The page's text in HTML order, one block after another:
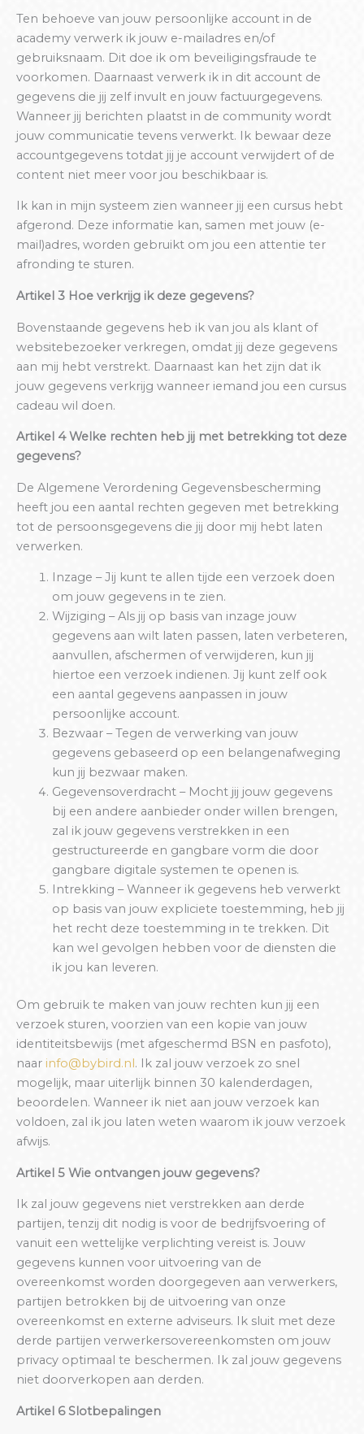
Ten behoeve van jouw persoonlijke account in de
academy verwerk ik jouw e-mailadres en/of
gebruiksnaam. Dit doe ik om beveiligingsfraude te
voorkomen. Daarnaast verwerk ik in dit account de
gegevens die jij zelf invult en jouw factuurgegevens.
Wanneer jij berichten plaatst in de community wordt
jouw communicatie tevens verwerkt. Ik bewaar deze
accountgegevens totdat jij je account verwijdert of de
content niet meer voor jou beschikbaar is.
Ik kan in mijn systeem zien wanneer jij een cursus hebt
afgerond. Deze informatie kan, samen met jouw (e-
mail)adres, worden gebruikt om jou een attentie ter
afronding te sturen.
Artikel 3 Hoe verkrijg ik deze gegevens?
Bovenstaande gegevens heb ik van jou als klant of
websitebezoeker verkregen, omdat jij deze gegevens
aan mij hebt verstrekt. Daarnaast kan het zijn dat ik
jouw gegevens verkrijg wanneer iemand jou een cursus
cadeau wil doen.
Artikel 4 Welke rechten heb jij met betrekking tot deze
gegevens?
De Algemene Verordening Gegevensbescherming
heeft jou een aantal rechten gegeven met betrekking
tot de persoonsgegevens die jij door mij hebt laten
verwerken.
Inzage – Jij kunt te allen tijde een verzoek doen
om jouw gegevens in te zien.
Wijziging – Als jij op basis van inzage jouw
gegevens aan wilt laten passen, laten verbeteren,
aanvullen, afschermen of verwijderen, kun jij
hiertoe een verzoek indienen. Jij kunt zelf ook
een aantal gegevens aanpassen in jouw
persoonlijke account.
Bezwaar – Tegen de verwerking van jouw
gegevens gebaseerd op een belangenafweging
kun jij bezwaar maken.
Gegevensoverdracht – Mocht jij jouw gegevens
bij een andere aanbieder onder willen brengen,
zal ik jouw gegevens verstrekken in een
gestructureerde en gangbare vorm die door
gangbare digitale systemen te openen is.
Intrekking – Wanneer ik gegevens heb verwerkt
op basis van jouw expliciete toestemming, heb jij
het recht deze toestemming in te trekken. Dit
kan wel gevolgen hebben voor de diensten die
ik jou kan leveren.
Om gebruik te maken van jouw rechten kun jij een
verzoek sturen, voorzien van een kopie van jouw
identiteitsbewijs (met afgeschermd BSN en pasfoto),
naar info@bybird.nl. Ik zal jouw verzoek zo snel
mogelijk, maar uiterlijk binnen 30 kalenderdagen,
beoordelen. Wanneer ik niet aan jouw verzoek kan
voldoen, zal ik jou laten weten waarom ik jouw verzoek
afwijs.
Artikel 5 Wie ontvangen jouw gegevens?
Ik zal jouw gegevens niet verstrekken aan derde
partijen, tenzij dit nodig is voor de bedrijfsvoering of
vanuit een wettelijke verplichting vereist is. Jouw
gegevens kunnen voor uitvoering van de
overeenkomst worden doorgegeven aan verwerkers,
partijen betrokken bij de uitvoering van onze
overeenkomst en externe adviseurs. Ik sluit met deze
derde partijen verwerkersovereenkomsten om jouw
privacy optimaal te beschermen. Ik zal jouw gegevens
niet doorverkopen aan derden.
Artikel 6 Slotbepalingen